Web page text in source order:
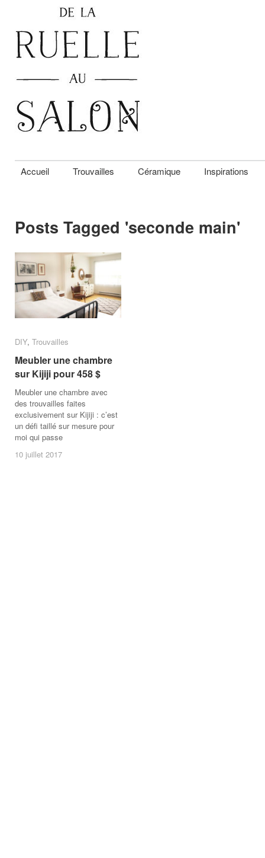
Accueil Trouvailles Céramique Inspirations
Posts Tagged 'seconde main'
DIY, Trouvailles
Meubler une chambre
sur Kijiji pour 458 $
Meubler une chambre avec
des trouvailles faites
exclusivement sur Kijiji : c’est
un défi taillé sur mesure pour
moi qui passe
10 juillet 2017
DIY Trouvailles
Meubler une chambre
sur Kijiji pour 458 $
10 juillet 2017